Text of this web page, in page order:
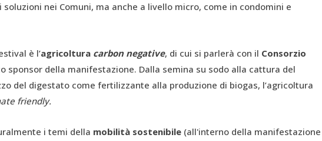
nei Comuni, ma anche a livello micro, come in condomini e
è l’agricoltura carbon negative, di cui si parlerà con il Consorzio
sponsor della manifestazione. Dalla semina su sodo alla cattura del
del digestato come fertilizzante alla produzione di biogas, l’agricoltura
friendly.
i temi della mobilità sostenibile (all'interno della manifestazione